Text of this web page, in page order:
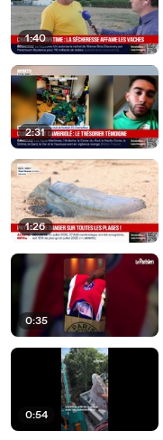
1:40
2:31
1:26
0:35
0:54